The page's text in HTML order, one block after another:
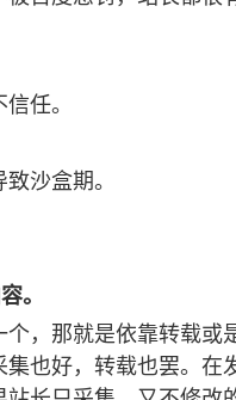
任。
沙盒期。
。
，那就是依靠转载或
也好，转载也罢。在